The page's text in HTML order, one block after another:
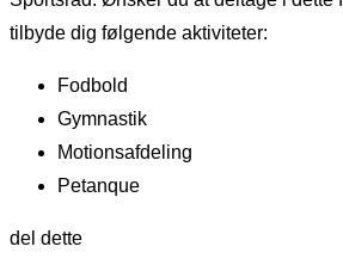
tilbyde dig følgende aktiviteter:
Fodbold
Gymnastik
Motionsafdeling
Petanque
del dette